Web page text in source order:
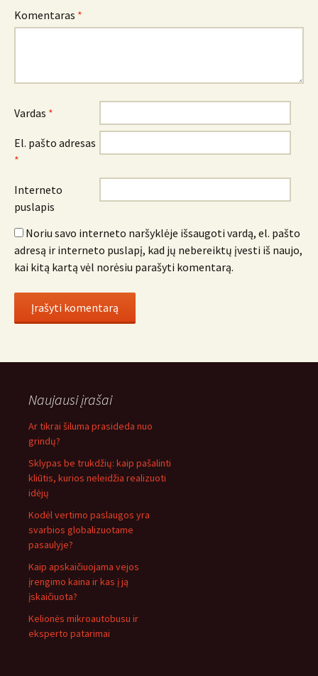
Komentaras *
Vardas *
El. pašto adresas
*
Interneto
puslapis
Noriu savo interneto naršyklėje išsaugoti vardą, el. pašto
adresą ir interneto puslapį, kad jų nebereiktų įvesti iš naujo,
kai kitą kartą vėl norėsiu parašyti komentarą.
Naujausi įrašai
Ar tikrai šiluma prasideda nuo
grindų?
Sklypas be trukdžių: kaip pašalinti
kliūtis, kurios neleidžia realizuoti
idėjų
Kodėl vertimo paslaugos yra
svarbios globalizuotame
pasaulyje?
Kaip apskaičiuojama vejos
įrengimo kaina ir kas į ją
įskaičiuota?
Kelionės mikroautobusu ir
eksperto patarimai